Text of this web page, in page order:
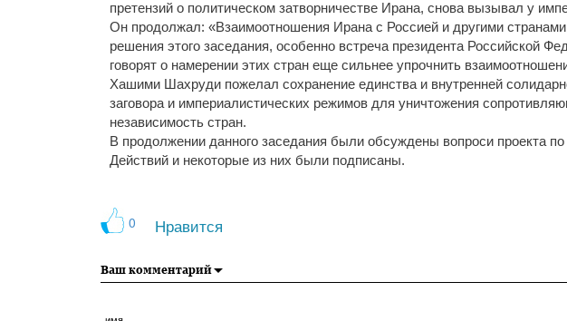
претензий о политическом затворничестве Ирана, снова вызывал у
Он продолжал: «Взаимоотношения Ирана с Россией и другими
решения этого заседания, особенно встреча президента Российской
говорят о намерении этих стран еще сильнее упрочнить
Хашими Шахруди пожелал сохранение единства и внутренней
заговора и империалистических режимов для уничтожения
независимость стран.
В продолжении данного заседания были обсуждены вопроси проекта
Действий и некоторые из них были подписаны.
0 Нравится
Ваш комментарий